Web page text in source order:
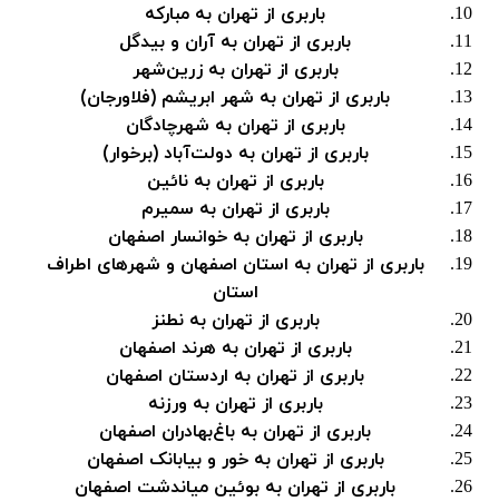
باربری از تهران به مبارکه
باربری از تهران به آران و بیدگل
باربری از تهران به زرین‌شهر
باربری از تهران به شهر ابریشم (فلاورجان)
باربری از تهران به شهرچادگان
باربری از تهران به دولت‌آباد (برخوار)
باربری از تهران به نائین
باربری از تهران به سمیرم
باربری از تهران به خوانسار اصفهان
باربری از تهران به استان اصفهان و شهرهای اطراف
استان
باربری از تهران به نطنز
باربری از تهران به هرند اصفهان
باربری از تهران به اردستان اصفهان
باربری از تهران به ورزنه
باربری از تهران به باغ‌بهادران اصفهان
باربری از تهران به خور و بیابانک اصفهان
باربری از تهران به بوئین میاندشت اصفهان